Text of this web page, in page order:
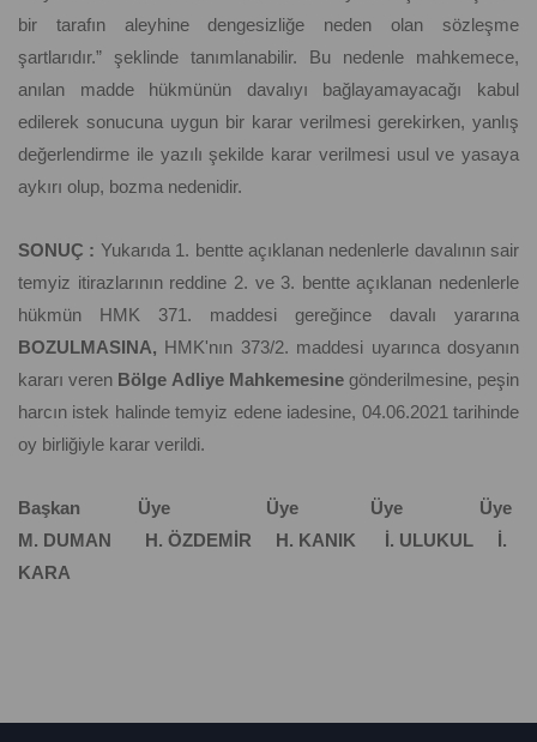
bir tarafın aleyhine dengesizliğe neden olan sözleşme
şartlarıdır.” şeklinde tanımlanabilir. Bu nedenle mahkemece,
anılan madde hükmünün davalıyı bağlayamayacağı kabul
edilerek sonucuna uygun bir karar verilmesi gerekirken, yanlış
değerlendirme ile yazılı şekilde karar verilmesi usul ve yasaya
aykırı olup, bozma nedenidir.
SONUÇ : Yukarıda 1. bentte açıklanan nedenlerle davalının sair
temyiz itirazlarının reddine 2. ve 3. bentte açıklanan nedenlerle
hükmün HMK 371. maddesi gereğince davalı yararına
BOZULMASINA, HMK'nın 373/2. maddesi uyarınca dosyanın
kararı veren Bölge Adliye Mahkemesine gönderilmesine, peşin
harcın istek halinde temyiz edene iadesine, 04.06.2021 tarihinde
oy birliğiyle karar verildi.
Başkan Üye Üye Üye Üye
M. DUMAN H. ÖZDEMİR H. KANIK İ. ULUKUL İ.
KARA